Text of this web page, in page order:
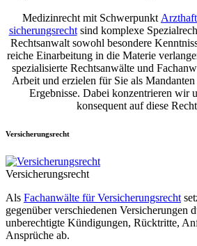
Medizin­recht mit Schwer­punkt
sicherungs­rechtsind komplexe
Rechts­anwalt sowohl besondere
reiche Ein­arbeitung in die Materie
speziali­sierte Rechts­anwälte und
Arbeit und erzielen für Sie als
Ergebnisse. Dabei konzen­trieren wir
konsequent auf diese
Versicherungsrecht
Versicherungsrecht
Als Fachanwälte für Ver­sicher­ungs­recht
gegenüber verschiedenen Versicherungen
unberechtigte Kündigungen, Rücktritte,
Ansprüche ab.